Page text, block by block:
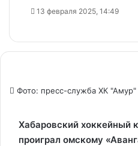
13 февраля 2025, 14:49
Фото: пресс-служба ХК "Амур"
Хабаровский хоккейный
проиграл омскому